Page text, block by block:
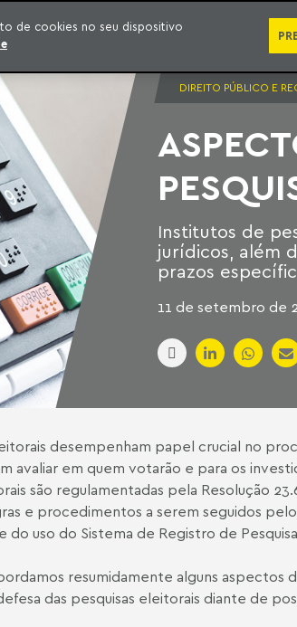
SÉRIES PUBLICAÇÕES EBOOKS
DIREITO PÚBLICO E
Institutos de
jurídicos, além
prazos
11 de setembro de
desempenham papel crucial no
avaliar em quem votarão e para os
são regulamentadas pela Resolução
e procedimentos a serem seguidos
uso do Sistema de Registro de
resumidamente alguns aspectos
das pesquisas eleitorais diante de
de cookies no seu dispositivo